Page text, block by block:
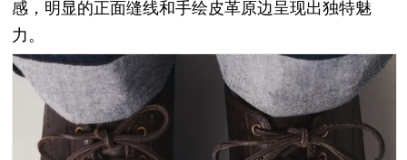
感，明显的正面缝线和手绘皮革原边呈现出独特魅
力。